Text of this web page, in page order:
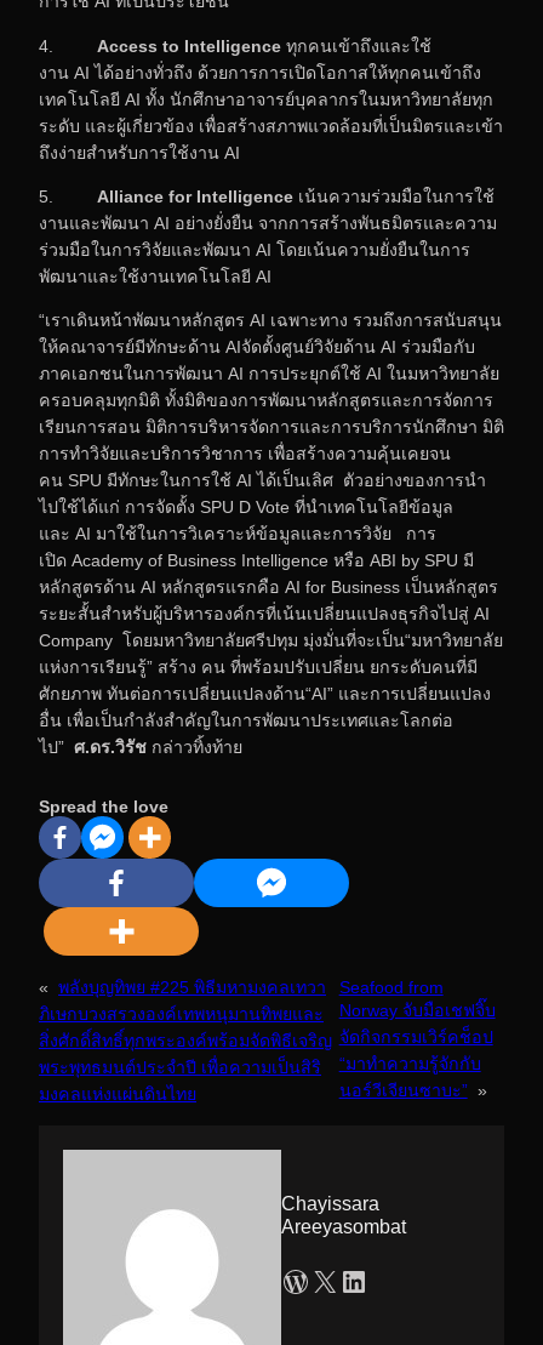
4. Access to Intelligence ทุกคนเข้าถึงและใช้
งาน AI ได้อย่างทั่วถึง ด้วยการการเปิดโอกาสให้ทุกคนเข้าถึง
เทคโนโลยี AI ทั้ง นักศึกษาอาจารย์บุคลากรในมหาวิทยาลัยทุก
ระดับ และผู้เกี่ยวข้อง เพื่อสร้างสภาพแวดล้อมที่เป็นมิตรและเข้า
ถึงง่ายสำหรับการใช้งาน AI
5. Alliance for Intelligence เน้นความร่วมมือในการใช้
งานและพัฒนา AI อย่างยั่งยืน จากการสร้างพันธมิตรและความ
ร่วมมือในการวิจัยและพัฒนา AI โดยเน้นความยั่งยืนในการ
พัฒนาและใช้งานเทคโนโลยี AI
“เราเดินหน้าพัฒนาหลักสูตร AI เฉพาะทาง รวมถึงการสนับสนุน
ให้คณาจารย์มีทักษะด้าน AIจัดตั้งศูนย์วิจัยด้าน AI ร่วมมือกับ
ภาคเอกชนในการพัฒนา AI การประยุกต์ใช้ AI ในมหาวิทยาลัย
ครอบคลุมทุกมิติ ทั้งมิติของการพัฒนาหลักสูตรและการจัดการ
เรียนการสอน มิติการบริหารจัดการและการบริการนักศึกษา มิติ
การทำวิจัยและบริการวิชาการ เพื่อสร้างความคุ้นเคยจน
คน SPU มีทักษะในการใช้ AI ได้เป็นเลิศ ตัวอย่างของการนำ
ไปใช้ได้แก่ การจัดตั้ง SPU D Vote ที่นำเทคโนโลยีข้อมูล
และ AI มาใช้ในการวิเคราะห์ข้อมูลและการวิจัย การ
เปิด Academy of Business Intelligence หรือ ABI by SPU มี
หลักสูตรด้าน AI หลักสูตรแรกคือ AI for Business เป็นหลักสูตร
ระยะสั้นสำหรับผู้บริหารองค์กรที่เน้นเปลี่ยนแปลงธุรกิจไปสู่ AI
Company โดยมหาวิทยาลัยศรีปทุม มุ่งมั่นที่จะเป็น“มหาวิทยาลัย
แห่งการเรียนรู้” สร้าง คน ที่พร้อมปรับเปลี่ยน ยกระดับคนที่มี
ศักยภาพ ทันต่อการเปลี่ยนแปลงด้าน“AI” และการเปลี่ยนแปลง
อื่น เพื่อเป็นกำลังสำคัญในการพัฒนาประเทศและโลกต่อ
ไป” ศ.ดร.วิรัช กล่าวทิ้งท้าย
Spread the love
« พลังบุญทิพย #225 พิธีมหามงคลเทวา
ภิเษกบวงสรวงองค์เทพหนุมานทิพยและ
สิ่งศักดิ์สิทธิ์ทุกพระองค์พร้อมจัดพิธีเจริญ
พระพุทธมนต์ประจำปี เพื่อความเป็นสิริ
มงคลแห่งแผ่นดินไทย
Seafood from
Norway จับมือเชฟจิ๊บ
จัดกิจกรรมเวิร์คช็อป
“มาทำความรู้จักกับ
นอร์วีเจียนซาบะ” »
Chayissara
Areeyasombat
WordPress X LinkedIn